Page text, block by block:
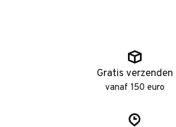
Gratis verzenden
vanaf 150 euro